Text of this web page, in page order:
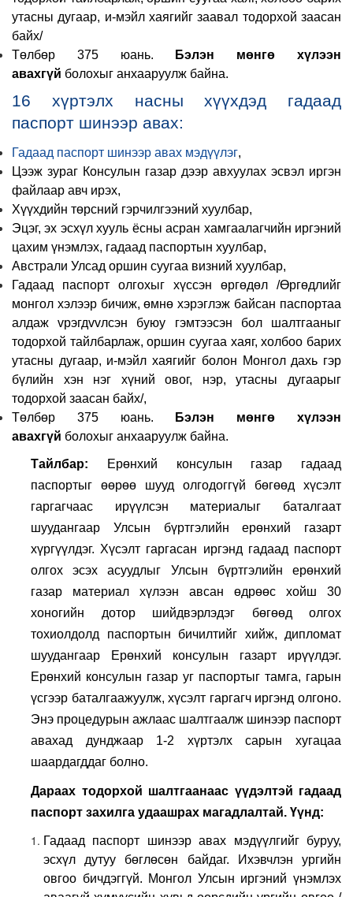
утасны дугаар, и-мэйл хаягийг заавал тодорхой заасан
байх/
Төлбөр 375 юань.
Бэлэн мөнгө хүлээн
авахгүй болохыг анхааруулж байна.
16 хүртэлх насны хүүхдэд гадаад
паспорт шинээр авах:
Гадаад паспорт шинээр авах мэдүүлэг,
Цээж зураг Консулын газар дээр авхуулах эсвэл иргэн
файлаар авч ирэх,
Хүүхдийн төрсний гэрчилгээний хуулбар,
Эцэг, эх эсхүл хууль ёсны асран хамгаалагчийн иргэний
цахим үнэмлэх, гадаад паспортын хуулбар,
Австрали Улсад оршин суугаа визний хуулбар,
Гадаад паспорт олгохыг хүссэн өргөдөл /Өргөдлийг
монгол хэлээр бичиж, өмнө хэрэглэж байсан паспортаа
алдаж vрэгдvvлсэн буюу гэмтээсэн бол шалтгааныг
тодорхой тайлбарлаж, оршин суугаа хаяг, холбоо барих
утасны дугаар, и-мэйл хаягийг болон Монгол дахь гэр
бүлийн хэн нэг хүний овог, нэр, утасны дугаарыг
тодорхой заасан байх/,
Төлбөр 375 юань.
Бэлэн мөнгө хүлээн
авахгүй болохыг анхааруулж байна.
Тайлбар:
Ерөнхий консулын газар гадаад
паспортыг өөрөө шууд олгодоггүй бөгөөд хүсэлт
гаргагчаас ирүүлсэн материалыг баталгаат
шуудангаар Улсын бүртгэлийн ерөнхий газарт
хүргүүлдэг. Хүсэлт гаргасан иргэнд гадаад паспорт
олгох эсэх асуудлыг Улсын бүртгэлийн ерөнхий
газар материал хүлээн авсан өдрөөс хойш 30
хоногийн дотор шийдвэрлэдэг бөгөөд олгох
тохиолдолд паспортын бичилтийг хийж, дипломат
шуудангаар Ерөнхий консулын газарт ирүүлдэг.
Ерөнхий консулын газар уг паспортыг тамга, гарын
үсгээр баталгаажуулж, хүсэлт гаргагч иргэнд олгоно.
Энэ процедурын ажлаас шалтгаалж шинээр паспорт
авахад дунджаар 1-2 хүртэлх сарын хугацаа
шаардагддаг болно.
Дараах тодорхой шалтгаанаас үүдэлтэй гадаад
паспорт захилга удаашрах магадлалтай. Үүнд:
Гадаад паспорт шинээр авах мэдүүлгийг буруу,
эсхүл дутуу бөглөсөн байдаг. Ихэвчлэн ургийн
овгоо бичдэггүй. Монгол Улсын иргэний үнэмлэх